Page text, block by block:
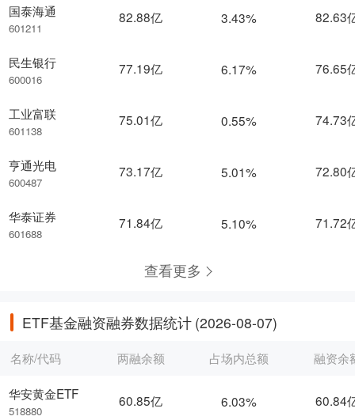
国泰海通
601211
民生银行
600016
工业富联
601138
亨通光电
600487
华泰证券
601688
82.88亿 3.43% 82.63
77.19亿 6.17% 76.65
75.01亿 0.55% 74.73
73.17亿 5.01% 72.80
71.84亿 5.10% 71.72
查看更多
ETF基金融资融券数据统计 (2026-08-07)
名称/代码
华安黄金ETF
518880
两融余额 占场内总额 融资余
60.85亿 6.03% 60.84